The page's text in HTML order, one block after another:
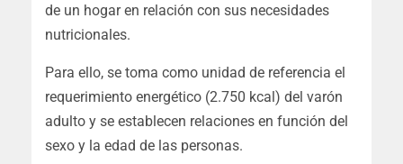
de un hogar en relación con sus necesidades
nutricionales.
Para ello, se toma como unidad de referencia el
requerimiento energético (2.750 kcal) del varón
adulto y se establecen relaciones en función del
sexo y la edad de las personas.